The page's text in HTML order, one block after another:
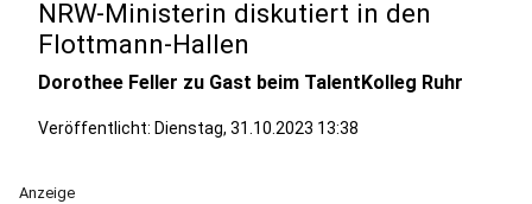
NRW-Ministerin diskutiert in den
Flottmann-Hallen
Dorothee Feller zu Gast beim TalentKolleg Ruhr
Veröffentlicht: Dienstag, 31.10.2023 13:38
Anzeige